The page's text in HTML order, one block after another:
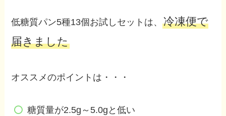
低糖質パン5種13個お試しセットは、冷凍便で
届きました
オススメのポイントは・・・
糖質量が2.5g～5.0gと低い